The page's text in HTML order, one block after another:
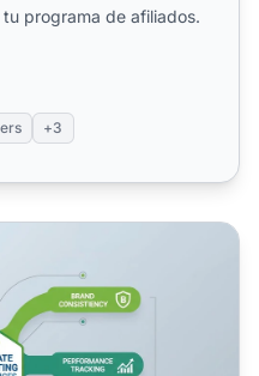
programa de afiliados.
+3
de afiliados: